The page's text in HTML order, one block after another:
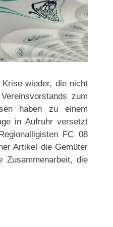
wieder, die nicht
zum
haben zu einem
in Aufruhr versetzt
FC 08
Artikel die Gemüter
Zusammenarbeit, die